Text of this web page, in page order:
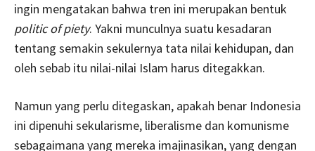
ingin mengatakan bahwa tren ini merupakan bentuk
politic of piety. Yakni munculnya suatu kesadaran
tentang semakin sekulernya tata nilai kehidupan, dan
oleh sebab itu nilai-nilai Islam harus ditegakkan.
Namun yang perlu ditegaskan, apakah benar Indonesia
ini dipenuhi sekularisme, liberalisme dan komunisme
sebagaimana yang mereka imajinasikan, yang dengan